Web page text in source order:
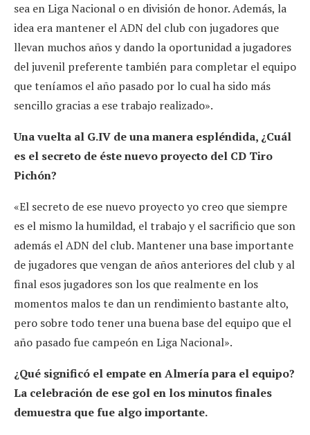
sea en Liga Nacional o en división de honor. Además, la
idea era mantener el ADN del club con jugadores que
llevan muchos años y dando la oportunidad a jugadores
del juvenil preferente también para completar el equipo
que teníamos el año pasado por lo cual ha sido más
sencillo gracias a ese trabajo realizado».
Una vuelta al G.IV de una manera espléndida, ¿Cuál
es el secreto de éste nuevo proyecto del CD Tiro
Pichón?
«El secreto de ese nuevo proyecto yo creo que siempre
es el mismo la humildad, el trabajo y el sacrificio que son
además el ADN del club. Mantener una base importante
de jugadores que vengan de años anteriores del club y al
final esos jugadores son los que realmente en los
momentos malos te dan un rendimiento bastante alto,
pero sobre todo tener una buena base del equipo que el
año pasado fue campeón en Liga Nacional».
¿Qué significó el empate en Almería para el equipo?
La celebración de ese gol en los minutos finales
demuestra que fue algo importante.